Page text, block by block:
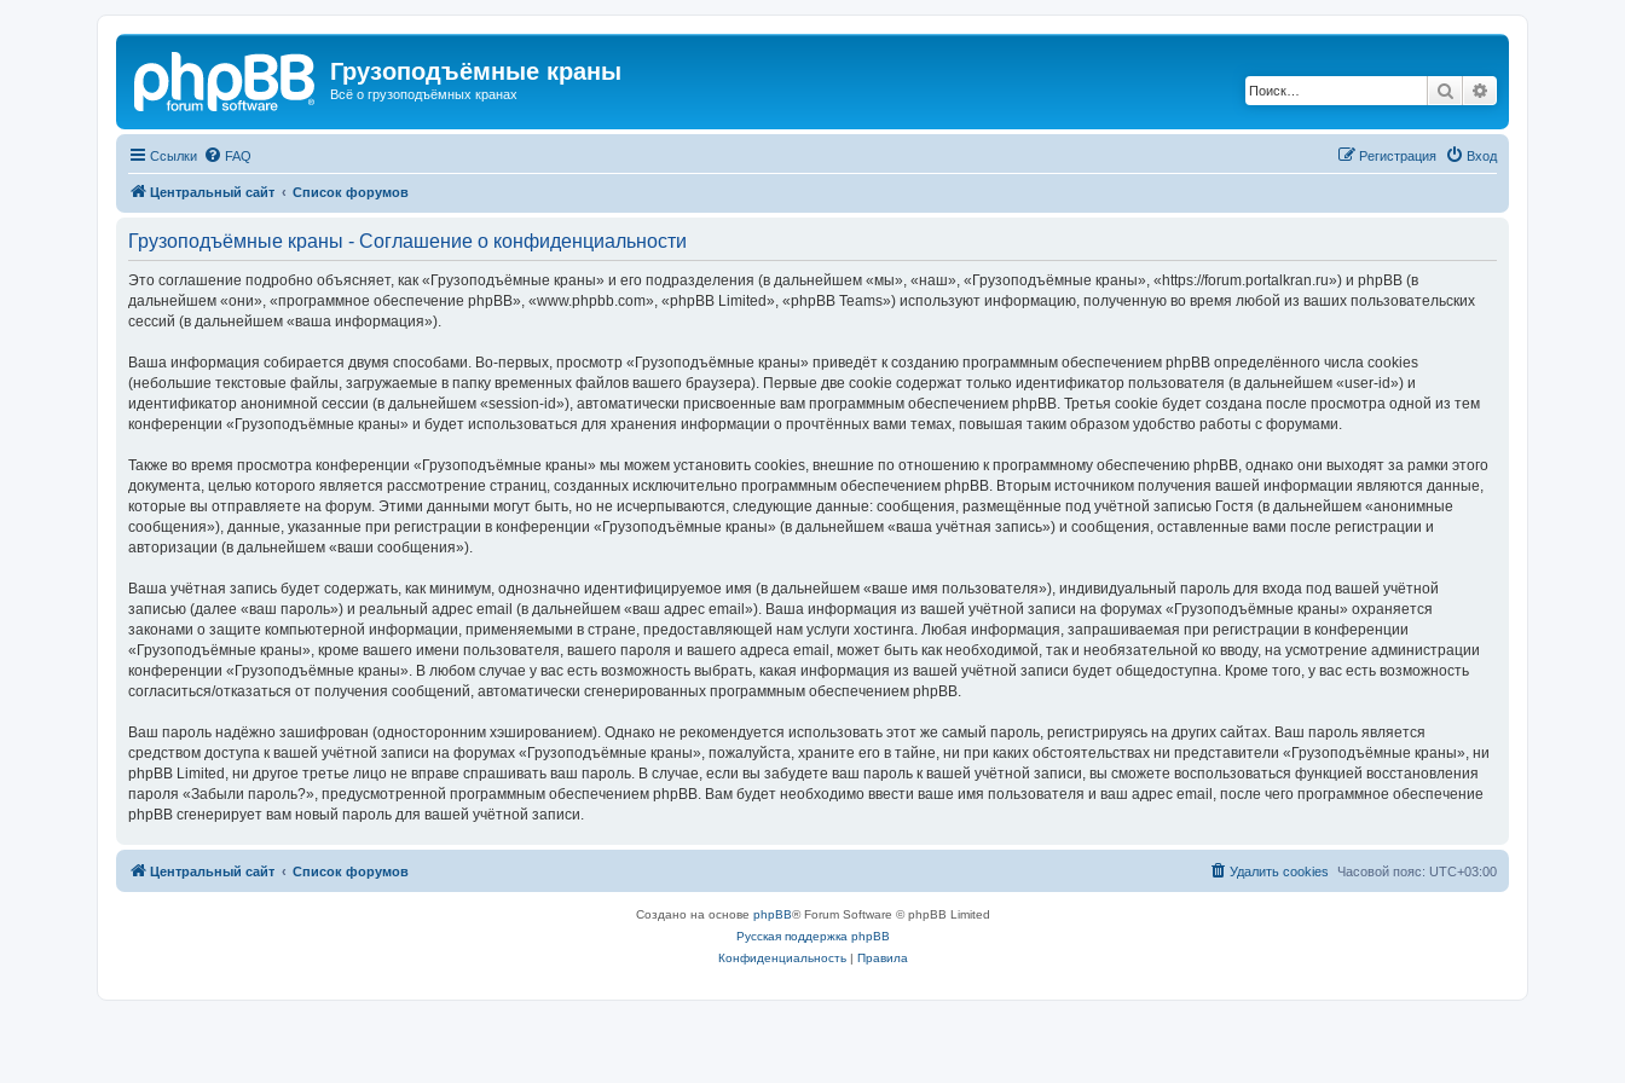
Грузоподъёмные краны
Всё о грузоподъёмных кранах Поиск
Ссылки FAQ Вход
Регистрация
Центральный сайт Список форумов
Грузоподъёмные краны - Соглашение о конфиденциальности
Это соглашение подробно объясняет, как «Грузоподъёмные краны» и его подразделения (в дальнейшем «мы», «наш», «Грузоподъёмные краны», «https://forum.portalkran.ru») и phpBB (в
дальнейшем «они», «программное обеспечение phpBB», «www.phpbb.com», «phpBB Limited», «phpBB Teams») используют информацию, полученную во время любой из ваших пользовательских
сессий (в дальнейшем «ваша информация»).
Ваша информация собирается двумя способами. Во-первых, просмотр «Грузоподъёмные краны» приведёт к созданию программным обеспечением phpBB определённого числа cookies
(небольшие текстовые файлы, загружаемые в папку временных файлов вашего браузера). Первые две cookie содержат только идентификатор пользователя (в дальнейшем «user-id») и
идентификатор анонимной сессии (в дальнейшем «session-id»), автоматически присвоенные вам программным обеспечением phpBB. Третья cookie будет создана после просмотра одной из тем
конференции «Грузоподъёмные краны» и будет использоваться для хранения информации о прочтённых вами темах, повышая таким образом удобство работы с форумами.
Также во время просмотра конференции «Грузоподъёмные краны» мы можем установить cookies, внешние по отношению к программному обеспечению phpBB, однако они выходят за рамки этого
документа, целью которого является рассмотрение страниц, созданных исключительно программным обеспечением phpBB. Вторым источником получения вашей информации являются данные,
которые вы отправляете на форум. Этими данными могут быть, но не исчерпываются, следующие данные: сообщения, размещённые под учётной записью Гостя (в дальнейшем «анонимные
сообщения»), данные, указанные при регистрации в конференции «Грузоподъёмные краны» (в дальнейшем «ваша учётная запись») и сообщения, оставленные вами после регистрации и
авторизации (в дальнейшем «ваши сообщения»).
Ваша учётная запись будет содержать, как минимум, однозначно идентифицируемое имя (в дальнейшем «ваше имя пользователя»), индивидуальный пароль для входа под вашей учётной
записью (далее «ваш пароль») и реальный адрес email (в дальнейшем «ваш адрес email»). Ваша информация из вашей учётной записи на форумах «Грузоподъёмные краны» охраняется
законами о защите компьютерной информации, применяемыми в стране, предоставляющей нам услуги хостинга. Любая информация, запрашиваемая при регистрации в конференции
«Грузоподъёмные краны», кроме вашего имени пользователя, вашего пароля и вашего адреса email, может быть как необходимой, так и необязательной ко вводу, на усмотрение администрации
конференции «Грузоподъёмные краны». В любом случае у вас есть возможность выбрать, какая информация из вашей учётной записи будет общедоступна. Кроме того, у вас есть возможность
согласиться/отказаться от получения сообщений, автоматически сгенерированных программным обеспечением phpBB.
Ваш пароль надёжно зашифрован (односторонним хэшированием). Однако не рекомендуется использовать этот же самый пароль, регистрируясь на других сайтах. Ваш пароль является
средством доступа к вашей учётной записи на форумах «Грузоподъёмные краны», пожалуйста, храните его в тайне, ни при каких обстоятельствах ни представители «Грузоподъёмные краны», ни
phpBB Limited, ни другое третье лицо не вправе спрашивать ваш пароль. В случае, если вы забудете ваш пароль к вашей учётной записи, вы сможете воспользоваться функцией восстановления
пароля «Забыли пароль?», предусмотренной программным обеспечением phpBB. Вам будет необходимо ввести ваше имя пользователя и ваш адрес email, после чего программное обеспечение
phpBB сгенерирует вам новый пароль для вашей учётной записи.
Центральный сайт Список форумов Часовой пояс: UTC+03:00
Удалить cookies
Создано на основе phpBB® Forum Software © phpBB Limited
Русская поддержка phpBB
Конфиденциальность| Правила